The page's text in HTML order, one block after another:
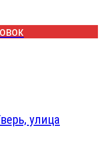
улица